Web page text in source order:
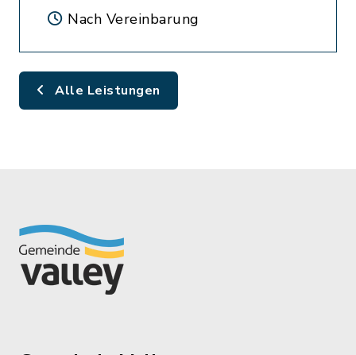
Nach Vereinbarung
Alle Leistungen